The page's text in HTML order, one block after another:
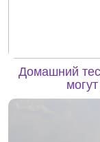
Домашний